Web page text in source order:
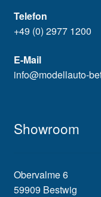
Telefon
+49 (0) 2977 1200
E-Mail
info@modellauto-
Showroom
Obervalme 6
59909 Bestwig